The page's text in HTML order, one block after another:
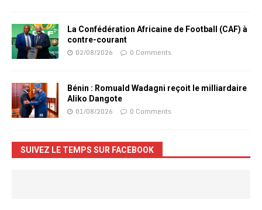
La Confédération Africaine de Football (CAF) à
contre-courant
02/08/2026 0 Comments
Bénin : Romuald Wadagni reçoit le milliardaire
Aliko Dangote
01/08/2026 0 Comments
SUIVEZ LE TEMPS SUR FACEBOOK